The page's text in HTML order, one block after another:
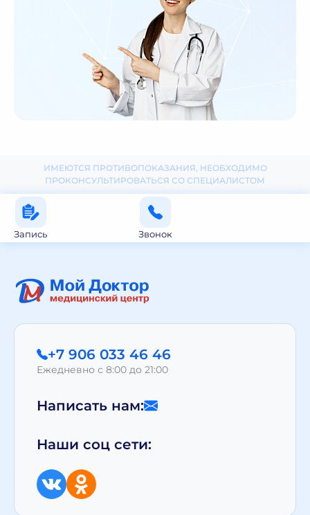
ИМЕЮТСЯ ПРОТИВОПОКАЗАНИЯ, НЕОБХОДИМО
ПРОКОНСУЛЬТИРОВАТЬСЯ СО СПЕЦИАЛИСТОМ
Запись Звонок
+7 906 033 46 46
Ежедневно с 8:00 до 21:00
Написать нам:
Наши соц сети: